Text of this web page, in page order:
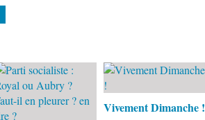
Vivement Dimanche !